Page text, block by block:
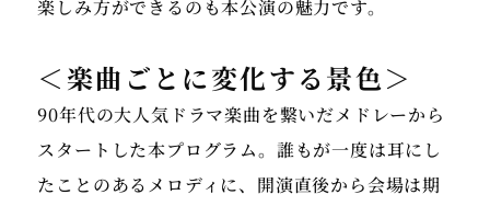
＜楽曲ごとに変化する景色＞
90年代の大人気ドラマ楽曲を繋いだメドレーから
スタートした本プログラム。誰もが一度は耳にし
たことのあるメロディに、開演直後から会場は期